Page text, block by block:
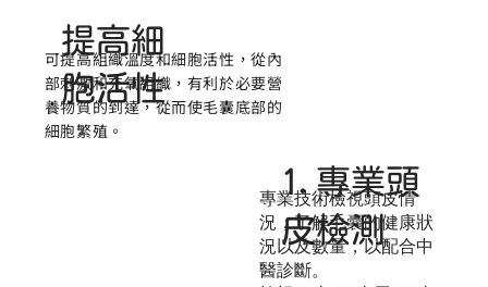
提高細
胞活性
可提高組織溫度和細胞活性，從內
部刺激和充氧組織，有利於必要營
養物質的到達，從而使毛囊底部的
細胞繁殖。
1.專業頭
皮檢測
專業技術檢視頭皮情
況，了解毛囊的健康狀
況以及數量，以配合中
醫診斷。